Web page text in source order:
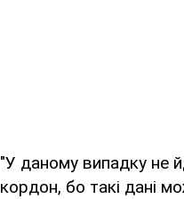
"У даному випадку не
кордон, бо такі дані